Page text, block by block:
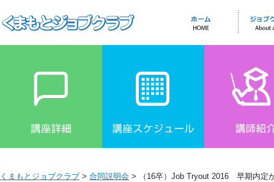
くまもとジョブクラブ > 合同説明会 > （16卒）Job Tryout 2016 早期内定